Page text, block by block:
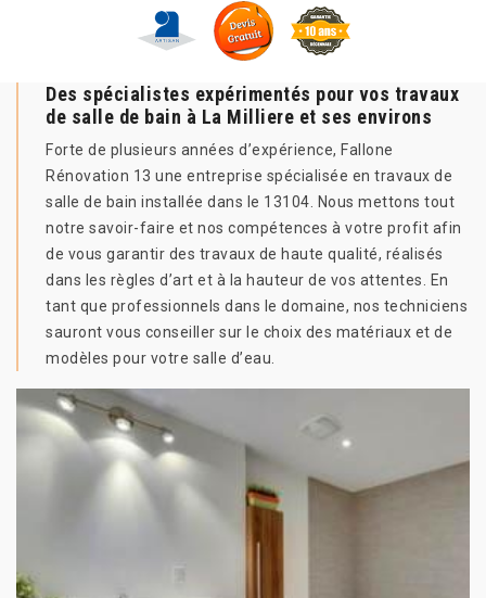
Des spécialistes expérimentés pour vos travaux
de salle de bain à La Milliere et ses environs
Forte de plusieurs années d’expérience, Fallone
Rénovation 13 une entreprise spécialisée en travaux de
salle de bain installée dans le 13104. Nous mettons tout
notre savoir-faire et nos compétences à votre profit afin
de vous garantir des travaux de haute qualité, réalisés
dans les règles d’art et à la hauteur de vos attentes. En
tant que professionnels dans le domaine, nos techniciens
sauront vous conseiller sur le choix des matériaux et de
modèles pour votre salle d’eau.